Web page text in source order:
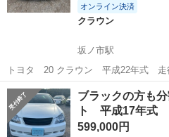
オンライン決済
クラウン
坂ノ市駅
トヨタ 20 クラウン 平成22年式 走行11万キロ 車検2年付 修復
歴なし 3,000cc ナビ テレビ DVD ETC バックカメラ HIDライ
ト ローダウン 19インチアルミホ
ステ...
大分 大分市 坂ノ市駅 クラ
ブラックの方も
ト 平成17年式
599,000円